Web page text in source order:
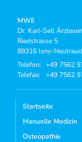
MWE
Dr. Karl-Sell
Riedstrasse 5
88316 Isny-
Telefon: +49 7562
Telefax:
+49 7562
Startseite
Manuelle Medizin
Osteopathie